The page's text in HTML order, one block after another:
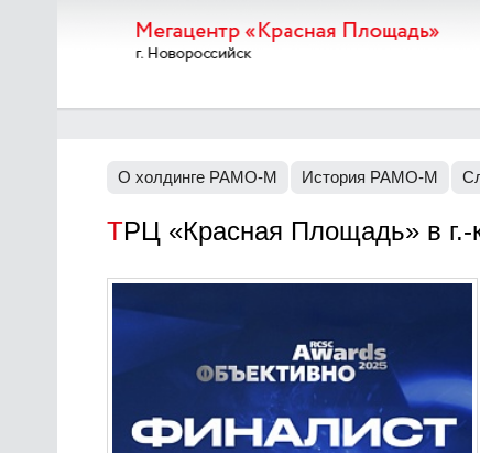
О холдинге РАМО-М История РАМО-М
ТРЦ «Красная Площадь» в